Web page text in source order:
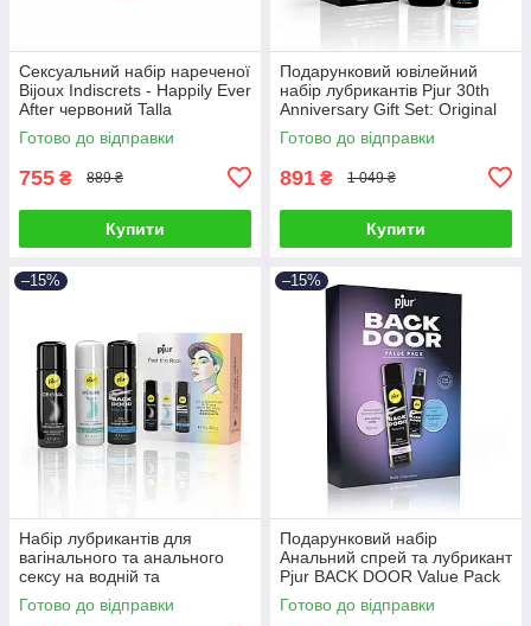
Сексуальний набір нареченої
Bijoux Indiscrets - Happily Ever
After червоний Talla
Готово до відправки
755 ₴ 889 ₴
Купити
Подарунковий ювілейний
набір лубрикантів Рjur 30th
Anniversary Gift Set: Original
100 мл та Aqua 30 мл Talla
Готово до відправки
891 ₴ 1 049 ₴
Купити
–15%
Набір лубрикантів для
вагінального та анального
сексу на водній та
силіконовій основах Рjur
Pride Box 3 штуки по 30 мл
Готово до відправки
–15%
Подарунковий набір
Анальний спрей та лубрикант
Рjur BACK DOOR Value Pack
Talla
Готово до відправки